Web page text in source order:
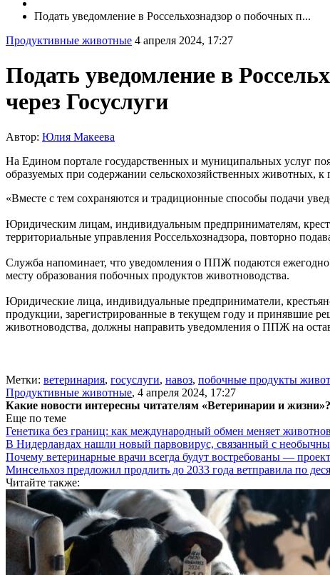
Подать уведомление в Россельхознадзор о побочных п...
Продуктивные животные 4 апреля 2024, 17:27
Подать уведомление в
через Госуслуги
Автор: Юлия Макеева
На Едином портале государственных и муниципальных услуг
образуемых при содержании сельскохозяйственных
«Вместе с тем сохраняются и традиционные способы подачи
Юридическим лицам, индивидуальным предпринимателям,
территориальные управления Россельхознадзора, повторно
Служба напоминает, что уведомления о ППЖ подаются ежегодно
месту образования побочных продуктов животноводства.
Юридические лица, индивидуальные предприниматели,
продукции, зарегистрированные в текущем году и принявшие
животноводства, должны направить уведомления о ППЖ на
Метки: ветеринария, госуслуги, навоз, побочные продукты
Продуктивные животные, 4 апреля 2024, 17:27
Какие новости интересны читателям «Ветеринарии и жизни»?
Еще по теме
Генетика без границ: как международный обмен меняет
В Нидерландах нашли новый парвовирус, связанный с
Почему ветеринарные врачи всегда будут востребованы —
Минсельхоз предложил продлить до 2033 года ветправила по
Читайте также: